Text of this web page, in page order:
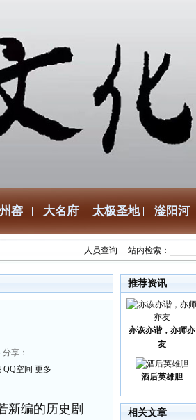
窑 大名府 太极圣地 滏阳河
人员查询 站内检索：
分享：
QQ空间 更多
编的历史剧
推荐资讯
亦诙亦谐，亦师亦
友
酒后英雄胆
相关文章